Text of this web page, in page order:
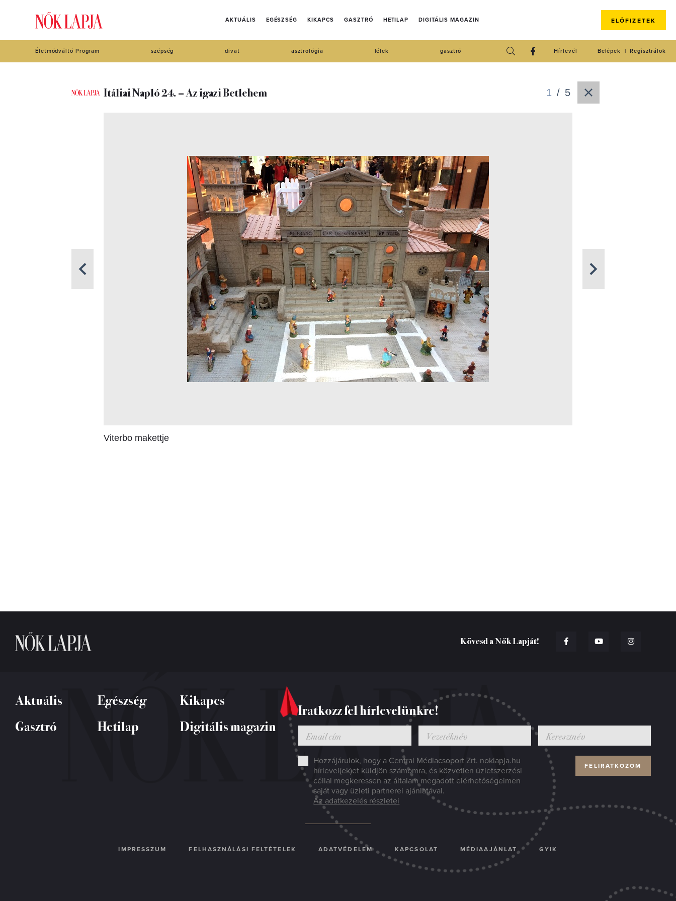
AKTUÁLIS EGÉSZSÉG KIKAPCS GASZTRÓ HETILAP DIGITÁLIS MAGAZIN ELŐFIZETEK
Életmódváltó Program szépség divat asztrológia lélek gasztró Regisztrálok
Belépek
Hírlevél
Itáliai Napló 24. – Az igazi Betlehem 1 / 5
Viterbo makettje
Kövesd a Nők Lapját!
Aktuális Egészség
Kikapcs
Gasztró
Hetilap Digitális magazin
Iratkozz fel hírlevelünkre!
Hozzájárulok, hogy a Central Médiacsoport Zrt. noklapja.hu
hírlevel(ek)et küldjön számomra, és közvetlen üzletszerzési
céllal megkeressen az általam megadott elérhetőségeimen
saját vagy üzleti partnerei ajánlatával.
Az adatkezelés részletei
IMPRESSZUM FELHASZNÁLÁSI FELTÉTELEK ADATVÉDELEM KAPCSOLAT MÉDIAAJÁNLAT GYIK